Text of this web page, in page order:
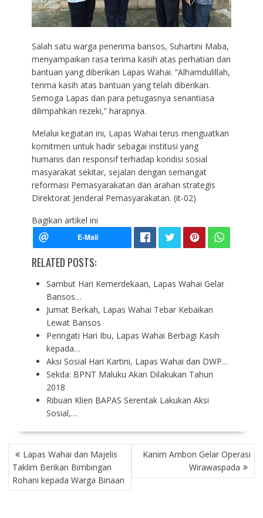
Salah satu warga penerima bansos, Suhartini Maba,
menyampaikan rasa terima kasih atas perhatian dan
bantuan yang diberikan Lapas Wahai. “Alhamdulillah,
terima kasih atas bantuan yang telah diberikan.
Semoga Lapas dan para petugasnya senantiasa
dilimpahkan rezeki,” harapnya.
Melalui kegiatan ini, Lapas Wahai terus menguatkan
komitmen untuk hadir sebagai institusi yang
humanis dan responsif terhadap kondisi sosial
masyarakat sekitar, sejalan dengan semangat
reformasi Pemasyarakatan dan arahan strategis
Direktorat Jenderal Pemasyarakatan. (it-02)
Bagikan artikel ini
RELATED POSTS:
Sambut Hari Kemerdekaan, Lapas Wahai Gelar
Bansos…
Jumat Berkah, Lapas Wahai Tebar Kebaikan
Lewat Bansos
Peringati Hari Ibu, Lapas Wahai Berbagi Kasih
kepada…
Aksi Sosial Hari Kartini, Lapas Wahai dan DWP…
Sekda: BPNT Maluku Akan Dilakukan Tahun
2018
Ribuan Klien BAPAS Serentak Lakukan Aksi
Sosial,…
P
O
S
T
Lapas Wahai dan Majelis
Taklim Berikan Bimbingan
Rohani kepada Warga Binaan
Kanim Ambon Gelar Operasi
Wirawaspada